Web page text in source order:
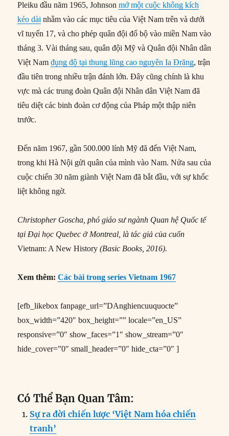
Pleiku đầu năm 1965, Johnsonmở một cuộc không kích
kéo dài nhằm vào các mục tiêu của Việt Nam trên và dưới
vĩ tuyến 17, và cho phép quân đội đổ bộ vào miền Nam vào
tháng 3. Vài tháng sau, quân đội Mỹ và Quân đội Nhân dân
Việt Namđụng độ tại thung lũng cao nguyên Ia Đrăng, trận
đầu tiên trong nhiều trận đánh lớn. Đây cũng chính là khu
vực mà các trung đoàn Quân đội Nhân dân Việt Nam đã
tiêu diệt các binh đoàn cơ động của Pháp một thập niên
trước.
Đến năm 1967, gần 500.000 lính Mỹ đã đến Việt Nam,
trong khi Hà Nội gửi quân của mình vào Nam. Nửa sau của
cuộc chiến 30 năm giành Việt Nam đã bắt đầu, với sự khốc
liệt không ngờ.
Christopher Goscha, phó giáo sư ngành Quan hệ Quốc tế
tại Đại học Quebec ở Montreal, là tác giả của cuốn
Vietnam: A New History (Basic Books, 2016).
Xem thêm:Các bài trong series Vietnam 1967
[efb_likebox fanpage_url=”DAnghiencuuquocte”
box_width=”420″ box_height=”” locale=”en_US”
responsive=”0″ show_faces=”1″ show_stream=”0″
hide_cover=”0″ small_header=”0″ hide_cta=”0″ ]
Có Thể Bạn Quan Tâm:
Sự ra đời chiến lược ‘Việt Nam hóa chiến
tranh’